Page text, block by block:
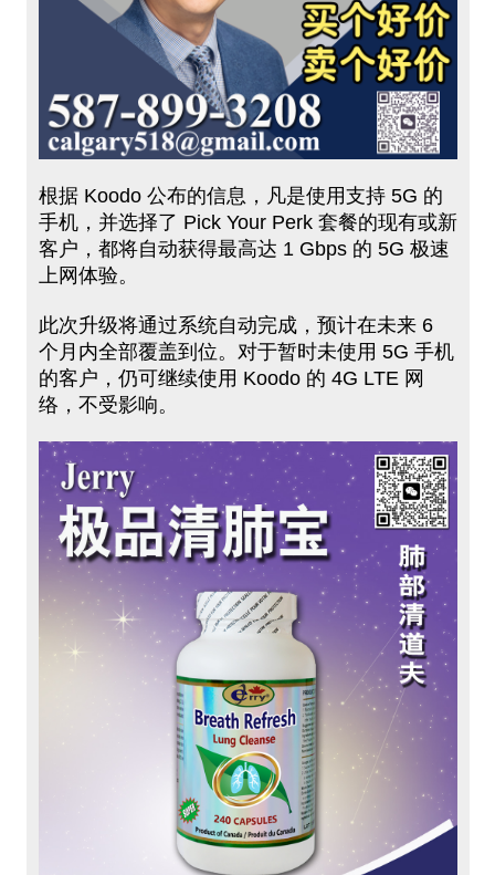
根据 Koodo 公布的信息，凡是使用支持 5G 的
手机，并选择了 Pick Your Perk 套餐的现有或新
客户，都将自动获得最高达 1 Gbps 的 5G 极速
上网体验。
此次升级将通过系统自动完成，预计在未来 6
个月内全部覆盖到位。对于暂时未使用 5G 手机
的客户，仍可继续使用 Koodo 的 4G LTE 网
络，不受影响。